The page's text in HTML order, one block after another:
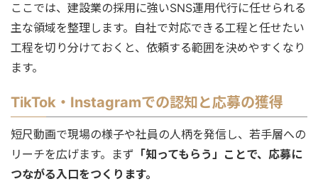
ここでは、建設業の採用に強いSNS運用代行に任せられる
主な領域を整理します。自社で対応できる工程と任せたい
工程を切り分けておくと、依頼する範囲を決めやすくなり
ます。
TikTok・Instagramでの認知と応募の獲得
短尺動画で現場の様子や社員の人柄を発信し、若手層への
リーチを広げます。まず 「知ってもらう」ことで、応募に
つながる入口をつくります。